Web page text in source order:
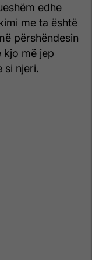
edhe
me ta është
përshëndesin
kjo më jep
si njeri.